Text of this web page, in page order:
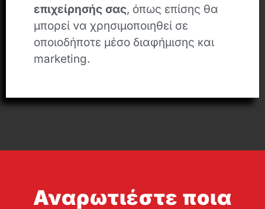
επιχείρησής σας, όπως επίσης θα
μπορεί να χρησιμοποιηθεί σε
οποιοδήποτε μέσο διαφήμισης και
marketing.
Αναρωτιέστε ποια